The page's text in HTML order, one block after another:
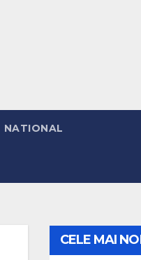
NATIONAL
CELE MAI